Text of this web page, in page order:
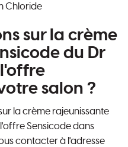
Chloride
sur la crème
du Dr
salon ?
la crème rajeunissante
Sensicode dans
contacter à l'adresse